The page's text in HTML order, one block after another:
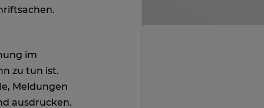
im
zu tun ist.
Meldungen
ausdrucken.